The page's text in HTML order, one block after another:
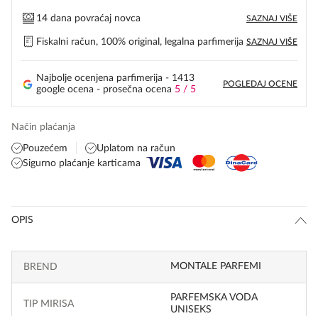
14 dana povraćaj novca SAZNAJ VIŠE
Fiskalni račun, 100% original, legalna parfimerija SAZNAJ VIŠE
Najbolje ocenjena parfimerija - 1413
google ocena - prosečna ocena 5 / 5
POGLEDAJ OCENE
Način plaćanja
Pouzećem
Uplatom na račun
Sigurno plaćanje karticama
OPIS
BREND MONTALE PARFEMI
TIP MIRISA
PARFEMSKA VODA
UNISEKS